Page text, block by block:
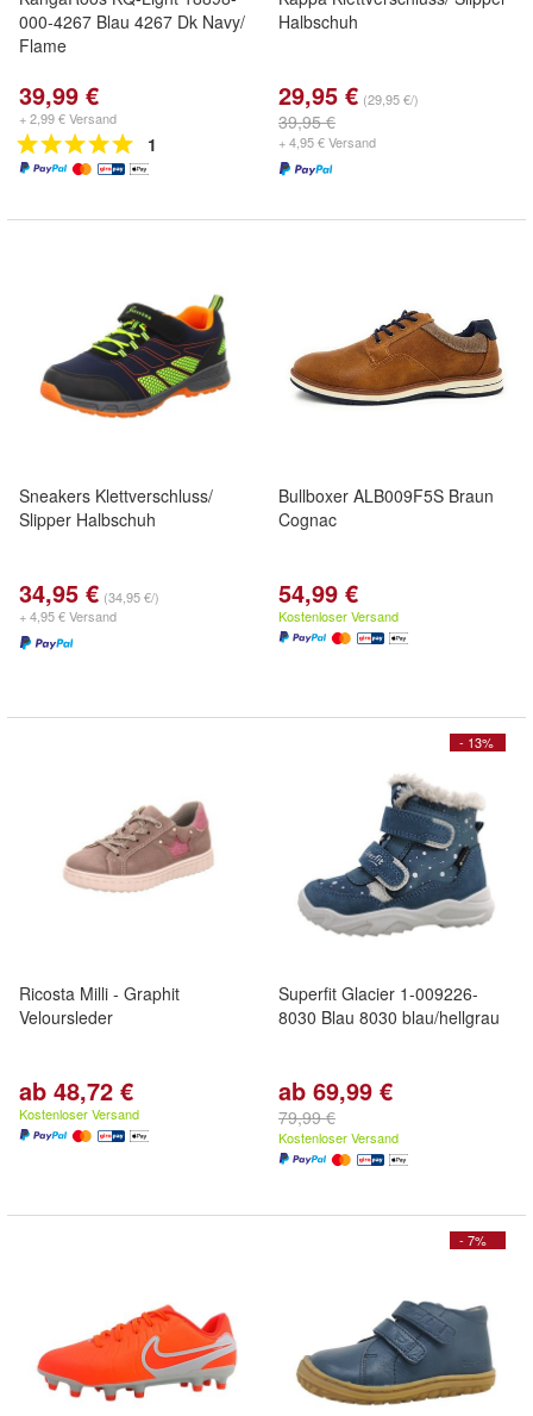
000-4267 Blau 4267 Dk Navy/
Flame
39,99 €
+ 2,99 € Versand
1
Halbschuh
29,95 € (29,95 €/)
39,95 €
+ 4,95 € Versand
Sneakers Klettverschluss/
Slipper Halbschuh
34,95 € (34,95 €/)
+ 4,95 € Versand
Bullboxer ALB009F5S Braun
Cognac
54,99 €
Kostenloser Versand
Ricosta Milli - Graphit
Veloursleder
ab 48,72 €
Kostenloser Versand
- 13%
Superfit Glacier 1-009226-
8030 Blau 8030 blau/hellgrau
ab 69,99 €
79,99 €
Kostenloser Versand
- 7%